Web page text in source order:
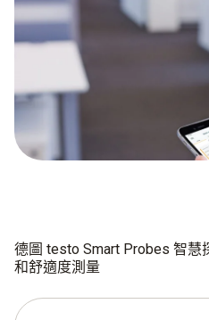
德圖 testo Smart Probes 智慧
和舒適度測量